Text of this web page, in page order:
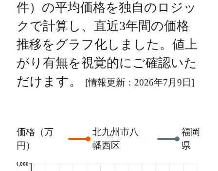
件）の平均価格を独自のロジッ
クで計算し、直近3年間の価格
推移をグラフ化しました。値上
がり有無を視覚的にご確認いた
だけます。
[情報更新：2026年7月9日]
価格（万
円）
北九州市八
幡西区
福岡
県
4,000